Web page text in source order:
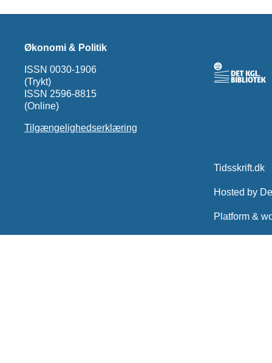
Økonomi & Politik
ISSN 0030-1906
(Trykt)
ISSN 2596-8815
(Online)
Tilgængelighedserklæring